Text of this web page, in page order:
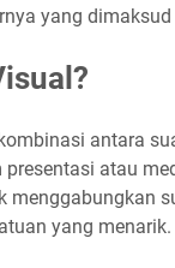
yang
antara
atau
yang menarik.